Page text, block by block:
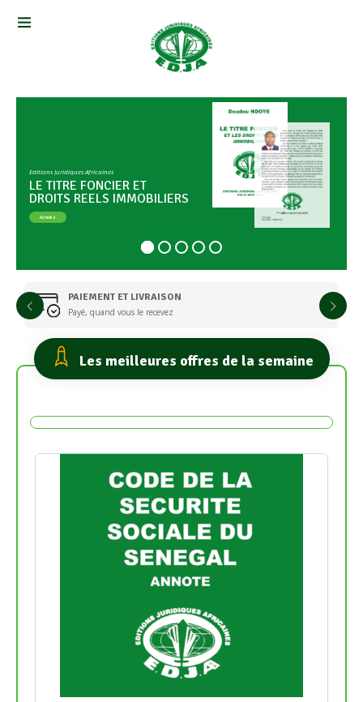
LE TITRE FONCIER ET
DROITS REELS IMMOBILIERS
Editions Juridiques Africaines
Achetez
PAIEMENT ET LIVRAISON
Payé, quand vous le recevez
Les meilleures offres de la semaine